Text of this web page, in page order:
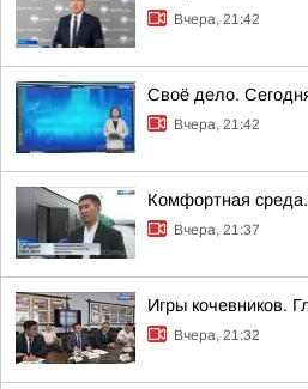
Вчера, 21:42
Своё дело.
Вчера, 21:42
Комфортная
Вчера, 21:37
Игры кочевников.
Вчера, 21:32